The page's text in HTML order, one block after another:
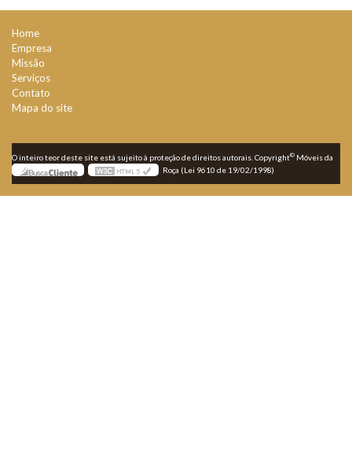
Home
Empresa
Missão
Serviços
Contato
Mapa do site
O inteiro teor deste site está sujeito à proteção de direitos autorais. Copyright© Móveis da
Roça (Lei 9610 de 19/02/1998)